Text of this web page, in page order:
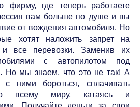
фирму, где теперь работаете
вам больше по душе и вы
от вождения автомобиля. Но
хотят наложить запрет на
и все перевозки. Заменив их
с автопилотом под
Но мы знаем, что это не так! А
ними бороться, сплачивать
всему миру, катаясь и